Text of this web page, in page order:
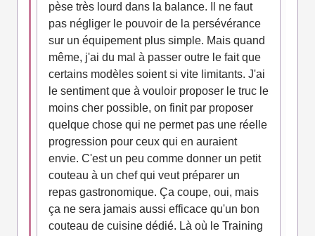
pèse très lourd dans la balance. Il ne faut
pas négliger le pouvoir de la persévérance
sur un équipement plus simple. Mais quand
même, j'ai du mal à passer outre le fait que
certains modèles soient si vite limitants. J'ai
le sentiment que à vouloir proposer le truc le
moins cher possible, on finit par proposer
quelque chose qui ne permet pas une réelle
progression pour ceux qui en auraient
envie. C'est un peu comme donner un petit
couteau à un chef qui veut préparer un
repas gastronomique. Ça coupe, oui, mais
ça ne sera jamais aussi efficace qu'un bon
couteau de cuisine dédié. Là où le Training